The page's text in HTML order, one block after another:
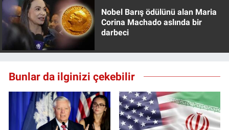
Nobel Barış ödülünü alan Maria
Corina Machado aslında bir
darbeci
Bunlar da ilginizi çekebilir